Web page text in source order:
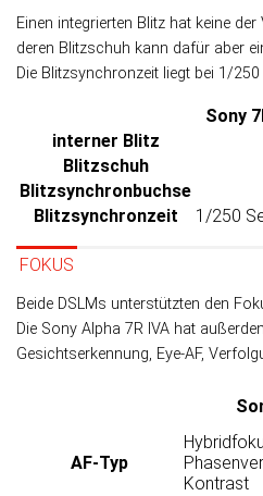
Einen integrierten Blitz hat keine
deren Blitz­schuh kann da­für aber
Die Blitz­syn­chron­zeit liegt bei 1/
Sony
interner Blitz
Blitzschuh
Blitz­synchron­buchse
Blitz­synchronzeit
1/250
FOKUS
Beide DSLMs unterstützten den
Die Sony Alpha 7R IVA hat
Gesichtserkennung, Eye-AF,
AF-Typ
Kontrast